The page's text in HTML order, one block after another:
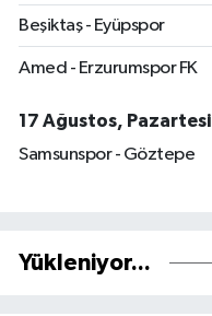
Beşiktaş - Eyüpspor
Amed - Erzurumspor FK
17 Ağustos, Pazartesi
Samsunspor - Göztepe
Yükleniyor...